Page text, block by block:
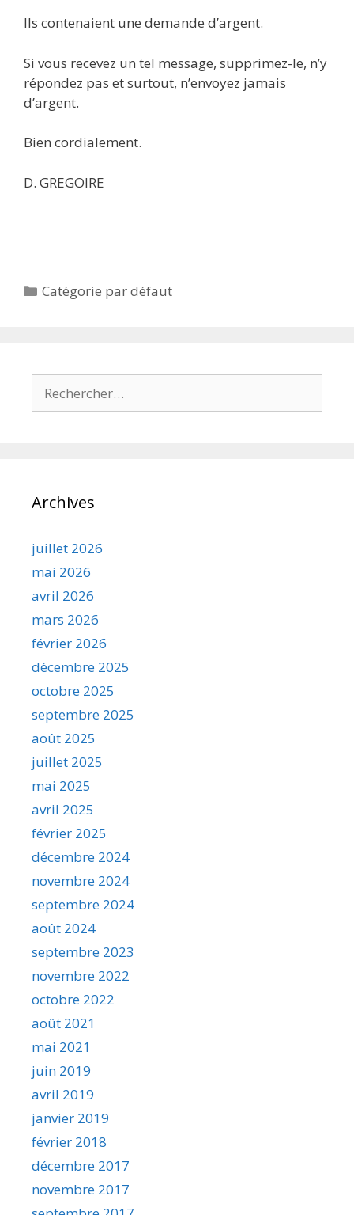
Ils contenaient une demande d’argent.
Si vous recevez un tel message, supprimez-le, n’y
répondez pas et surtout, n’envoyez jamais
d’argent.
Bien cordialement.
D. GREGOIRE
Catégories
Catégorie par défaut
Archives
juillet 2026
mai 2026
avril 2026
mars 2026
février 2026
décembre 2025
octobre 2025
septembre 2025
août 2025
juillet 2025
mai 2025
avril 2025
février 2025
décembre 2024
novembre 2024
septembre 2024
août 2024
septembre 2023
novembre 2022
octobre 2022
août 2021
mai 2021
juin 2019
avril 2019
janvier 2019
février 2018
décembre 2017
novembre 2017